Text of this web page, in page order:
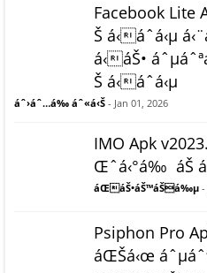
Facebook Lite
Š á‹áˆ­á‹µ
á‹áŠ•
Š á‹áˆ­á‹µ
áˆ›áˆ…á‰ áˆ«á‹Š - Jan 01, 2026
IMO Apk
Œˆá‹°á‰ áŠ
áŒáŠ•áŠ™áŠá‰µ -
Psiphon Pro
áŒŠá‹œ